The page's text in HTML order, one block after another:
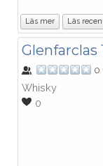
Läs mer Läs
Glenfarclas
0
Whisky
0